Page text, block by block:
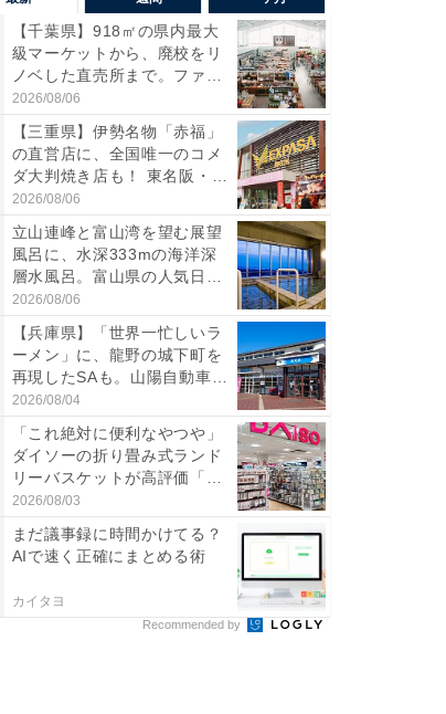
【千葉県】918㎡の県内最大
級マーケットから、廃校をリ
ノベした直売所まで。ファ
ー...
2026/08/06
【三重県】伊勢名物「赤福」
の直営店に、全国唯一のコメ
ダ大判焼き店も！ 東名阪・
伊...
2026/08/06
立山連峰と富山湾を望む展望
風呂に、水深333mの海洋深
層水風呂。富山県の人気日
帰...
2026/08/06
【兵庫県】「世界一忙しいラ
ーメン」に、龍野の城下町を
再現したSAも。山陽自動車
道...
2026/08/04
「これ絶対に便利なやつや」
ダイソーの折り畳み式ランド
リーバスケットが高評価「使
わ...
2026/08/03
まだ議事録に時間かけてる？
AIで速く正確にまとめる術
カイタヨ
Recommended by